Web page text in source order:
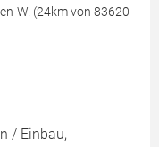
W. (24km von 83620
/ Einbau,